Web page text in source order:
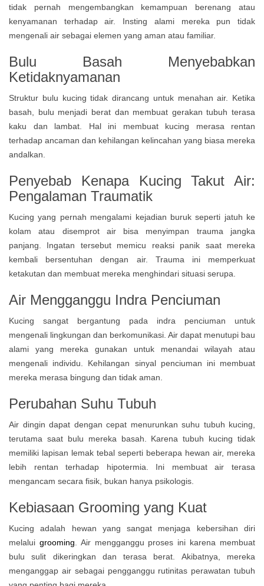
tidak pernah mengembangkan kemampuan berenang atau
kenyamanan terhadap air. Insting alami mereka pun tidak
mengenali air sebagai elemen yang aman atau familiar.
Bulu Basah Menyebabkan
Ketidaknyamanan
Struktur bulu kucing tidak dirancang untuk menahan air. Ketika
basah, bulu menjadi berat dan membuat gerakan tubuh terasa
kaku dan lambat. Hal ini membuat kucing merasa rentan
terhadap ancaman dan kehilangan kelincahan yang biasa mereka
andalkan.
Penyebab Kenapa Kucing Takut Air:
Pengalaman Traumatik
Kucing yang pernah mengalami kejadian buruk seperti jatuh ke
kolam atau disemprot air bisa menyimpan trauma jangka
panjang. Ingatan tersebut memicu reaksi panik saat mereka
kembali bersentuhan dengan air. Trauma ini memperkuat
ketakutan dan membuat mereka menghindari situasi serupa.
Air Mengganggu Indra Penciuman
Kucing sangat bergantung pada indra penciuman untuk
mengenali lingkungan dan berkomunikasi. Air dapat menutupi bau
alami yang mereka gunakan untuk menandai wilayah atau
mengenali individu. Kehilangan sinyal penciuman ini membuat
mereka merasa bingung dan tidak aman.
Perubahan Suhu Tubuh
Air dingin dapat dengan cepat menurunkan suhu tubuh kucing,
terutama saat bulu mereka basah. Karena tubuh kucing tidak
memiliki lapisan lemak tebal seperti beberapa hewan air, mereka
lebih rentan terhadap hipotermia. Ini membuat air terasa
mengancam secara fisik, bukan hanya psikologis.
Kebiasaan Grooming yang Kuat
Kucing adalah hewan yang sangat menjaga kebersihan diri
melalui grooming . Air mengganggu proses ini karena membuat
bulu sulit dikeringkan dan terasa berat. Akibatnya, mereka
menganggap air sebagai pengganggu rutinitas perawatan tubuh